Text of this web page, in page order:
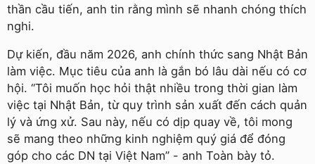
thần cầu tiến, anh tin rằng mình sẽ nhanh chóng thích
nghi.
Dự kiến, đầu năm 2026, anh chính thức sang Nhật Bản
làm việc. Mục tiêu của anh là gắn bó lâu dài nếu có cơ
hội. “Tôi muốn học hỏi thật nhiều trong thời gian làm
việc tại Nhật Bản, từ quy trình sản xuất đến cách quản
lý và ứng xử. Sau này, nếu có dịp quay về, tôi mong
sẽ mang theo những kinh nghiệm quý giá để đóng
góp cho các DN tại Việt Nam” - anh Toàn bày tỏ.